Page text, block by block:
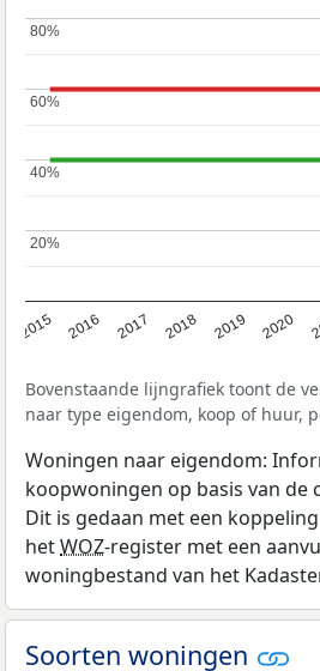
2015 2016 2017 2018 2019 2020
20%
20%
40%
40%
60%
60%
80%
80%
Bovenstaande lijngrafiek toont de
naar type eigendom, koop of huur,
Woningen naar eigendom:
koopwoningen op basis van de
Dit is gedaan met een
hetWOZ-register met een
woningbestand van het
Soorten woningen